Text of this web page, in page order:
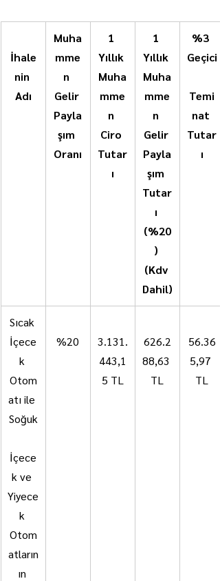
İhale
nin
Adı
Muha
mme
n
Gelir
Payla
şım
Oranı
1
Yıllık
Muha
mme
n
Ciro
Tutar
ı
1
Yıllık
Muha
mme
n
Gelir
Payla
şım
Tutar
ı
(%20
)
(Kdv
Dahil)
%3
Geçici
Temi
nat
Tutar
ı
Sıcak
İçece
k
Otom
atı ile
Soğuk
İçece
k ve
Yiyece
k
Otom
atların
ın
%20
3.131.
443,1
5 TL
626.2
88,63
TL
56.36
5,97
TL